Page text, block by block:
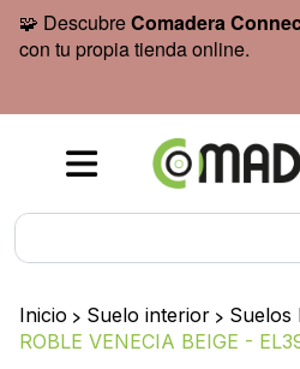
🧩 DescubreComadera
con tu propia tienda online.
Inicio > Suelo interior > Suelos
ROBLE VENECIA BEIGE -